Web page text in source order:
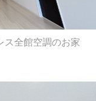
ス全館空調のお家